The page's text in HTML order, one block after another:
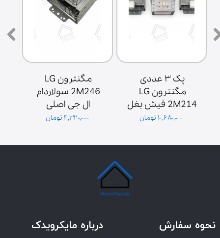
★ ★ ★★
۴,۳۲۰,۰۰۰ تومان ۱۰,۶۸۰,۰۰۰ تومان
نحوه سفارش درباره مایکرویدک